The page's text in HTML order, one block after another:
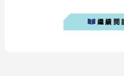
的使用場景以外，更重要的是有
不足。今天要介紹的這款 Vifa
繼續閱